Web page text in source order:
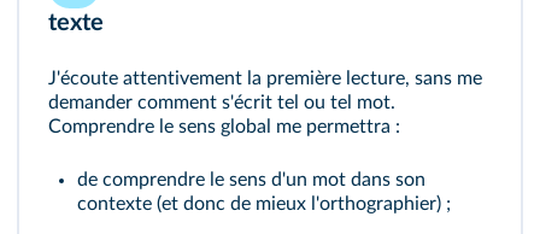
texte
J'écoute attentivement la première lecture, sans me
demander comment s'écrit tel ou tel mot.
Comprendre le sens global me permettra :
de comprendre le sens d'un mot dans son
contexte (et donc de mieux l'orthographier) ;